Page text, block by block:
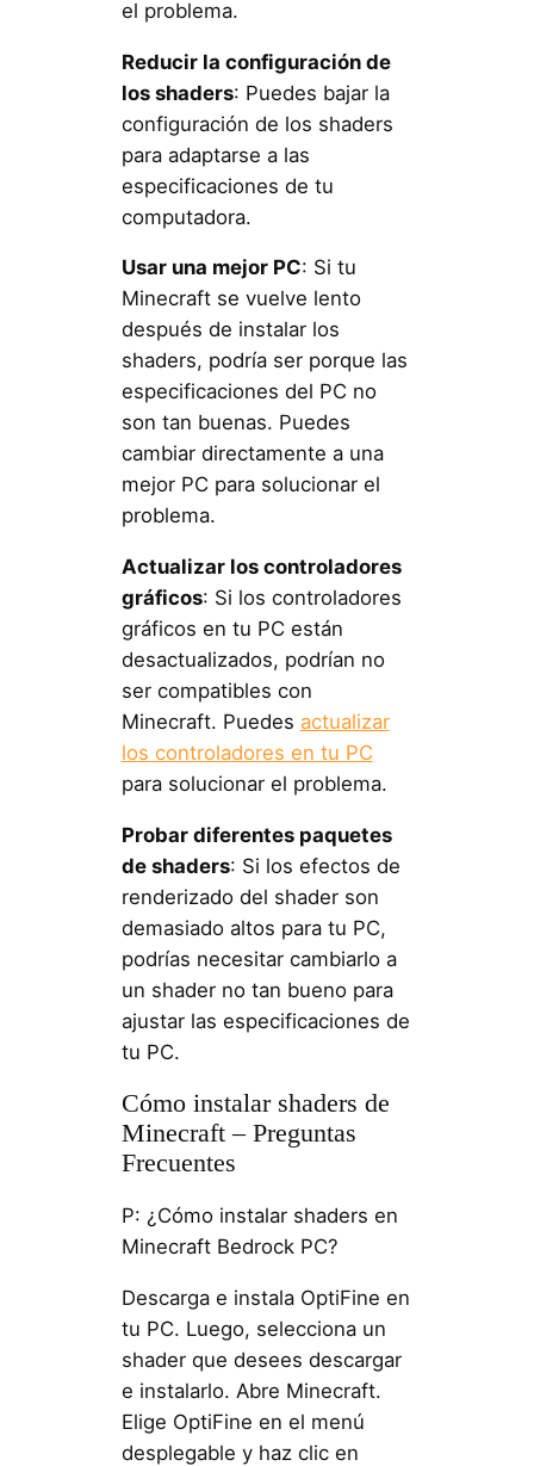
el problema.
Reducir la configuración de
los shaders: Puedes bajar la
configuración de los shaders
para adaptarse a las
especificaciones de tu
computadora.
Usar una mejor PC: Si tu
Minecraft se vuelve lento
después de instalar los
shaders, podría ser porque las
especificaciones del PC no
son tan buenas. Puedes
cambiar directamente a una
mejor PC para solucionar el
problema.
Actualizar los controladores
gráficos: Si los controladores
gráficos en tu PC están
desactualizados, podrían no
ser compatibles con
Minecraft. Puedes actualizar
los controladores en tu PC
para solucionar el problema.
Probar diferentes paquetes
de shaders: Si los efectos de
renderizado del shader son
demasiado altos para tu PC,
podrías necesitar cambiarlo a
un shader no tan bueno para
ajustar las especificaciones de
tu PC.
Cómo instalar shaders de
Minecraft – Preguntas
Frecuentes
P: ¿Cómo instalar shaders en
Minecraft Bedrock PC?
Descarga e instala OptiFine en
tu PC. Luego, selecciona un
shader que desees descargar
e instalarlo. Abre Minecraft.
Elige OptiFine en el menú
desplegable y haz clic en